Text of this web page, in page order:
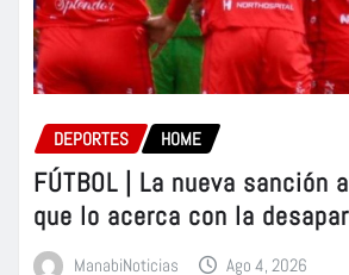
DEPORTES HOME
FÚTBOL | La nueva sanción
que lo acerca con la
ManabiNoticias Ago 4, 2026